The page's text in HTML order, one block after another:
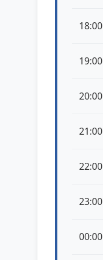
18:00
19:00
20:00
21:00
22:00
23:00
00:00